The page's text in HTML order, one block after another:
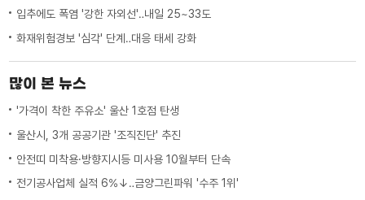
입추에도 폭염 '강한 자외선'‥내일 25~33도
화재위험경보 '심각' 단계‥대응 태세 강화
많이 본 뉴스
'가격이 착한 주유소' 울산 1호점 탄생
울산시, 3개 공공기관 '조직진단' 추진
안전띠 미착용·방향지시등 미사용 10월부터 단속
전기공사업체 실적 6%↓‥금양그린파워 '수주 1위'